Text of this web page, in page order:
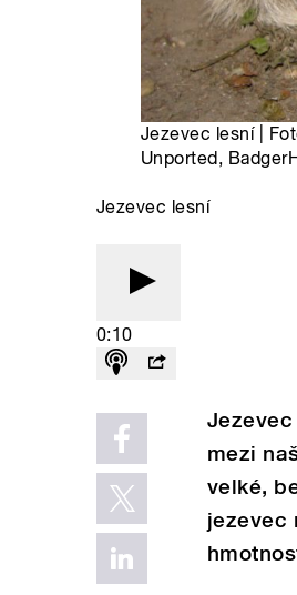
Jezevec lesní |
Unported,
Jezevec lesní
0:10
mezi
velké,
jezevec